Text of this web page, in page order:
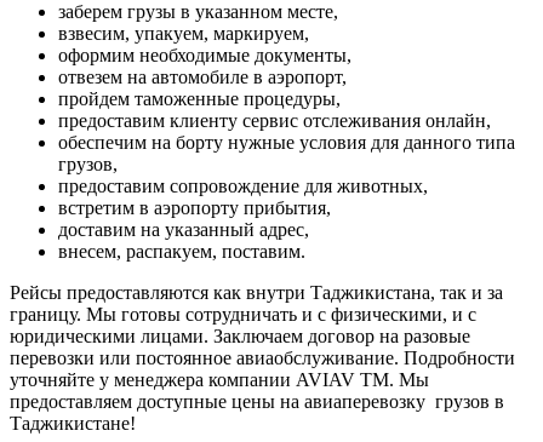
заберем грузы в указанном месте,
взвесим, упакуем, маркируем,
оформим необходимые документы,
отвезем на автомобиле в аэропорт,
пройдем таможенные процедуры,
предоставим клиенту сервис отслеживания онлайн,
обеспечим на борту нужные условия для данного типа
грузов,
предоставим сопровождение для животных,
встретим в аэропорту прибытия,
доставим на указанный адрес,
внесем, распакуем, поставим.
Рейсы предоставляются как внутри Таджикистана, так и за
границу. Мы готовы сотрудничать и с физическими, и с
юридическими лицами. Заключаем договор на разовые
перевозки или постоянное авиаобслуживание. Подробности
уточняйте у менеджера компании AVIAV TM. Мы
предоставляем доступные цены на авиаперевозку грузов в
Таджикистане!